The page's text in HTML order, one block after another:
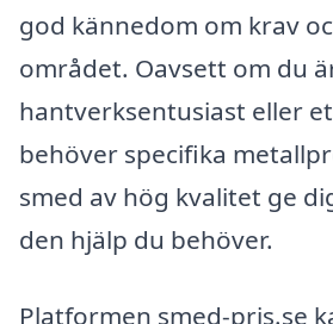
god kännedom om krav
området. Oavsett om du
hantverksentusiast eller
behöver specifika
smed av hög kvalitet ge
den hjälp du behöver.
Platformen smed-pris.se